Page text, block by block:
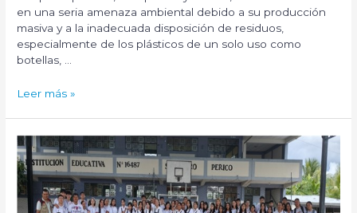
en una seria amenaza ambiental debido a su producción
masiva y a la inadecuada disposición de residuos,
especialmente de los plásticos de un solo uso como
botellas, …
Actividad
«Promoviendo
el
uso
de
tomatodos
Leer más »